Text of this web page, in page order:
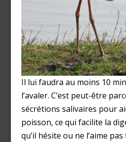
Il lui faudra au moins 10
l’avaler. C’est peut-être
sécrétions salivaires pour
poisson, ce qui facilite la
qu’il hésite ou ne l’aime